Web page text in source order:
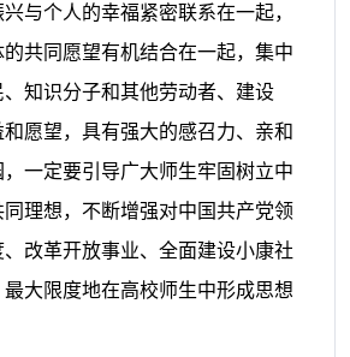
与个人的幸福紧密联系在一起，
共同愿望有机结合在一起，集中
知识分子和其他劳动者、建设
愿望，具有强大的感召力、亲和
一定要引导广大师生牢固树立中
同理想，不断增强对中国共产党领
改革开放事业、全面建设小康社
大限度地在高校师生中形成思想